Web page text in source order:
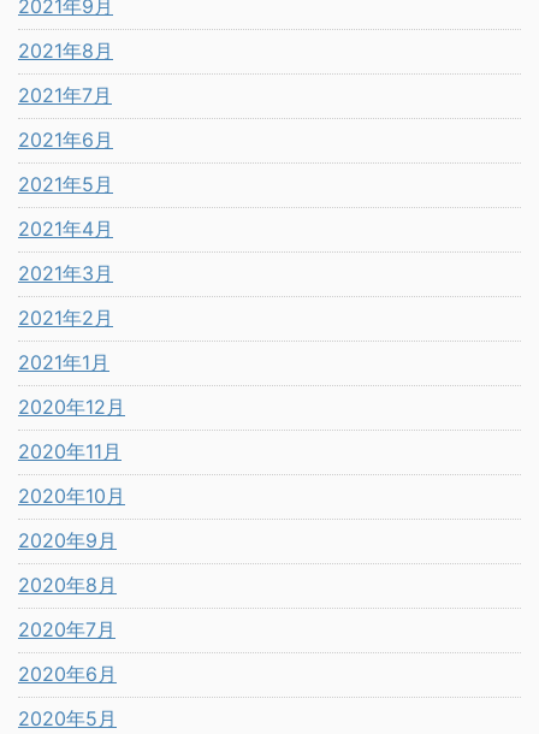
2021年9月
2021年8月
2021年7月
2021年6月
2021年5月
2021年4月
2021年3月
2021年2月
2021年1月
2020年12月
2020年11月
2020年10月
2020年9月
2020年8月
2020年7月
2020年6月
2020年5月